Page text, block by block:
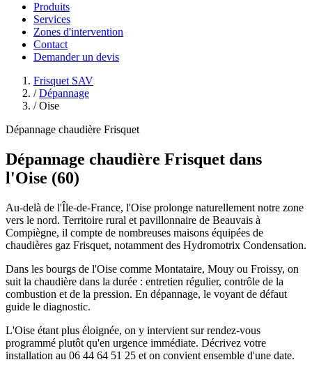
Produits
Services
Zones d'intervention
Contact
Demander un devis
Frisquet SAV
/ Dépannage
/ Oise
Dépannage chaudière Frisquet
Dépannage chaudière Frisquet dans
l'Oise (60)
Au-delà de l'Île-de-France, l'Oise prolonge naturellement notre zone
vers le nord. Territoire rural et pavillonnaire de Beauvais à
Compiègne, il compte de nombreuses maisons équipées de
chaudières gaz Frisquet, notamment des Hydromotrix Condensation.
Dans les bourgs de l'Oise comme Montataire, Mouy ou Froissy, on
suit la chaudière dans la durée : entretien régulier, contrôle de la
combustion et de la pression. En dépannage, le voyant de défaut
guide le diagnostic.
L'Oise étant plus éloignée, on y intervient sur rendez-vous
programmé plutôt qu'en urgence immédiate. Décrivez votre
installation au 06 44 64 51 25 et on convient ensemble d'une date.